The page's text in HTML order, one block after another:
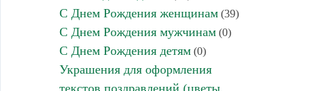
С Днем Рождения женщинам(39)
С Днем Рождения мужчинам(0)
С Днем Рождения детям(0)
Украшения для оформления